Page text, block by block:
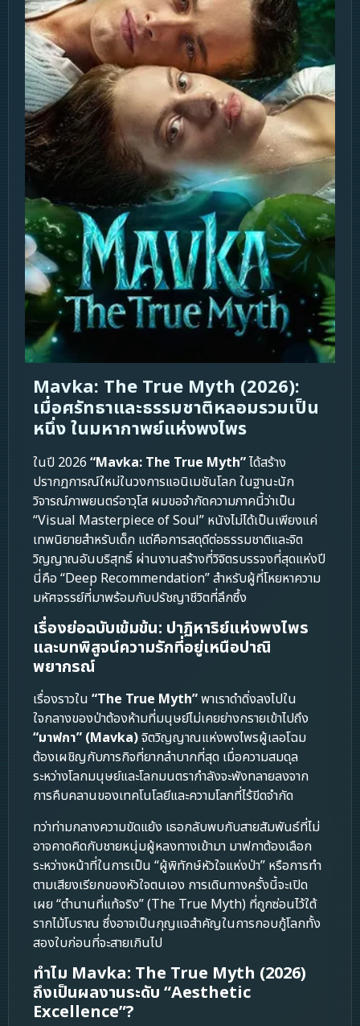
Mavka: The True Myth (2026):
เมื่อศรัทธาและธรรมชาติหลอมรวมเป็น
หนึ่ง ในมหากาพย์แห่งพงไพร
ในปี 2026 “Mavka: The True Myth”ได้สร้าง
ปรากฏการณ์ใหม่ในวงการแอนิเมชันโลก ในฐานะนัก
วิจารณ์ภาพยนตร์อาวุโส ผมขอจำกัดความภาคนี้ว่าเป็น
“Visual Masterpiece of Soul” หนังไม่ได้เป็นเพียงแค่
เทพนิยายสำหรับเด็ก แต่คือการสดุดีต่อธรรมชาติและจิต
วิญญาณอันบริสุทธิ์ ผ่านงานสร้างที่วิจิตรบรรจงที่สุดแห่งปี
นี่คือ “Deep Recommendation” สำหรับผู้ที่โหยหาความ
มหัศจรรย์ที่มาพร้อมกับปรัชญาชีวิตที่ลึกซึ้ง
เรื่องย่อฉบับเข้มข้น: ปาฏิหาริย์แห่งพงไพร
และบทพิสูจน์ความรักที่อยู่เหนือปาณิ
พยากรณ์
เรื่องราวใน “The True Myth”พาเราดำดิ่งลงไปใน
ใจกลางของป่าต้องห้ามที่มนุษย์ไม่เคยย่างกรายเข้าไปถึง
“มาฟกา” (Mavka)จิตวิญญาณแห่งพงไพรผู้เลอโฉม
ต้องเผชิญกับภารกิจที่ยากลำบากที่สุด เมื่อความสมดุล
ระหว่างโลกมนุษย์และโลกมนตรากำลังจะพังทลายลงจาก
การคืบคลานของเทคโนโลยีและความโลภที่ไร้ขีดจำกัด
ทว่าท่ามกลางความขัดแย้ง เธอกลับพบกับสายสัมพันธ์ที่ไม่
อาจคาดคิดกับชายหนุ่มผู้หลงทางเข้ามา มาฟกาต้องเลือก
ระหว่างหน้าที่ในการเป็น “ผู้พิทักษ์หัวใจแห่งป่า” หรือการทำ
ตามเสียงเรียกของหัวใจตนเอง การเดินทางครั้งนี้จะเปิด
เผย “ตำนานที่แท้จริง” (The True Myth) ที่ถูกซ่อนไว้ใต้
รากไม้โบราณ ซึ่งอาจเป็นกุญแจสำคัญในการกอบกู้โลกทั้ง
สองใบก่อนที่จะสายเกินไป
ทำไม Mavka: The True Myth (2026)
ถึงเป็นผลงานระดับ “Aesthetic
Excellence”?